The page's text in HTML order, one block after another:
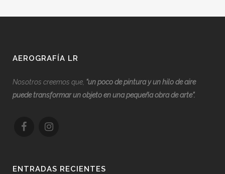
AEROGRAFÍA LR
Nosotros creemos que, “un poco de pintura y un hilo de aire
puede transformar un objeto en una pequeña obra de arte”.
ENTRADAS RECIENTES